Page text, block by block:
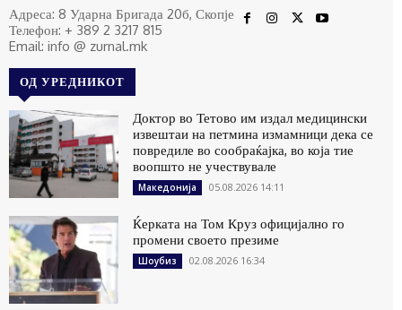
Адреса: 8 Ударна Бригада 20б, Скопје
Телефон: + 389 2 3217 815
Email: info @ zurnal.mk
ОД УРЕДНИКОТ
Доктор во Тетово им издал медицински
извештаи на петмина измамници дека се
повредиле во сообраќајка, во која тие
воопшто не учествувале
Македонија 05.08.2026 14:11
Ќерката на Том Круз официјално го
промени своето презиме
Шоубиз 02.08.2026 16:34